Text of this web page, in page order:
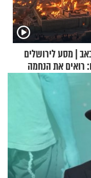
| מסע לירושלים
רואים את הנחמה